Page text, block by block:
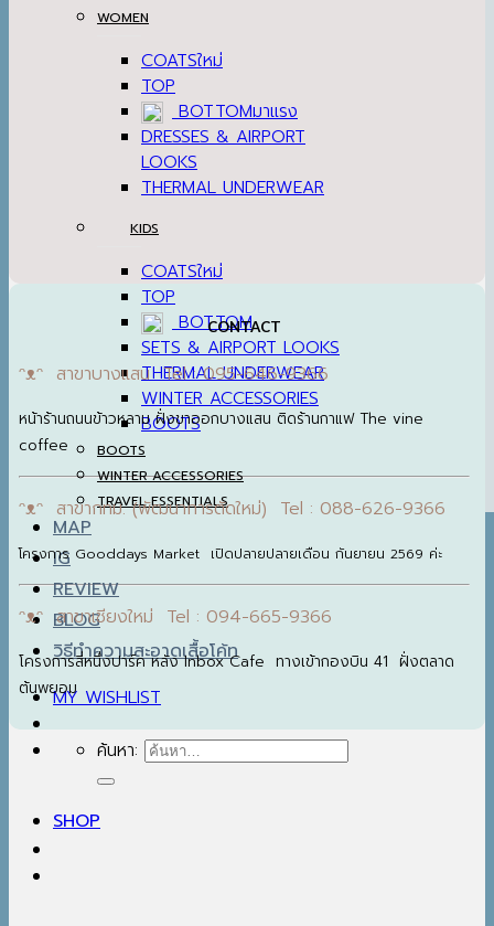
WOMEN
COATS
TOP
BOTTOM
DRESSES & AIRPORT
LOOKS
THERMAL UNDERWEAR
KIDS
COATS
TOP
BOTTOM
SETS & AIRPORT LOOKS
THERMAL UNDERWEAR
WINTER ACCESSORIES
BOOTS
BOOTS
WINTER ACCESSORIES
TRAVEL ESSENTIALS
MAP
IG
REVIEW
BLOG
วิธีทำความสะอาดเสื้อโค้ท
MY WISHLIST
ค้นหา:
SHOP
CONTACT
ᵔᴥᵔ สาขาบางแสน Tel : 095-646-9366
หน้าร้านถนนข้าวหลาม ฝั่งขาออกบางแสน ติดร้านกาแฟ The vine
coffee
ᵔᴥᵔ สาขากทม. (พัฒนาการตัดใหม่) Tel : 088-626-9366
โครงการ Gooddays Market เปิดปลายปลายเดือน กันยายน 2569 ค่ะ
ᵔᴥᵔ สาขาเชียงใหม่ Tel : 094-665-9366
โครงการสี่หนึ่งปาร์ค หลัง Inbox Cafe ทางเข้ากองบิน 41 ฝั่งตลาด
ต้นพยอม